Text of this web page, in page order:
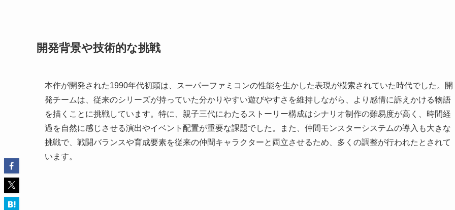
開発背景や技術的な挑戦
本作が開発された1990年代初頭は、スーパーファミコンの性能を生かした表現が模索されていた時代でした。開
発チームは、従来のシリーズが持っていた分かりやすい遊びやすさを維持しながら、より感情に訴えかける物語
を描くことに挑戦しています。特に、親子三代にわたるストーリー構成はシナリオ制作の難易度が高く、時間経
過を自然に感じさせる演出やイベント配置が重要な課題でした。また、仲間モンスターシステムの導入も大きな
挑戦で、戦闘バランスや育成要素を従来の仲間キャラクターと両立させるため、多くの調整が行われたとされて
います。